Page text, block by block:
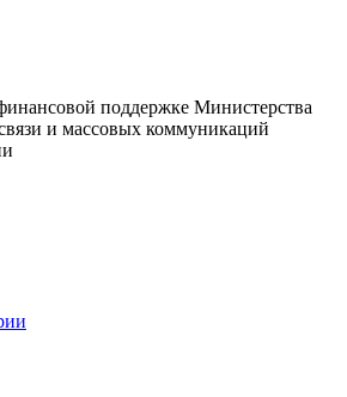
поддержке Министерства
и массовых коммуникаций